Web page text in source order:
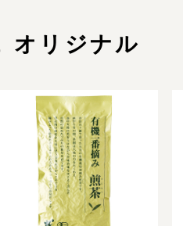
オリジナル